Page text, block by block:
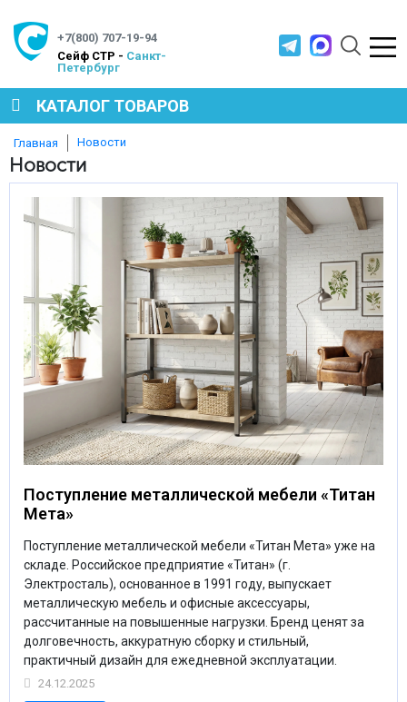
+7(800) 707-19-94
Cейф СТР - Санкт-
Петербург
КАТАЛОГ ТОВАРОВ
МЕТАЛЛИЧЕСКАЯ МЕБЕЛЬ
МЕТАЛЛИЧЕСКИЕ СТЕЛЛАЖИ
ПРОИЗВОДСТВЕННАЯ МЕБЕЛЬ
МЕДИЦИНСКАЯ МЕБЕЛЬ
ОФИСНАЯ МЕБЕЛЬ
МЕБЕЛЬ ДЛЯ ДОМА
МЕБЕЛЬ ДЛЯ СТОЛОВЫХ
Главная Новости
Новости
Поступление металлической мебели «Титан
Мета»
Поступление металлической мебели «Титан Мета» уже на
складе. Российское предприятие «Титан» (г.
Электросталь), основанное в 1991 году, выпускает
металлическую мебель и офисные аксессуары,
рассчитанные на повышенные нагрузки. Бренд ценят за
долговечность, аккуратную сборку и стильный,
практичный дизайн для ежедневной эксплуатации.
24.12.2025